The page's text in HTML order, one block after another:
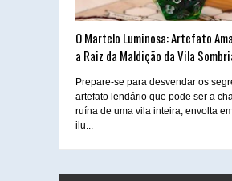
O Martelo Luminosa: Artefato
a Raiz da Maldição da Vila
Prepare-se para desvendar os
artefato lendário que pode ser a
ruína de uma vila inteira, envolta
ilu...